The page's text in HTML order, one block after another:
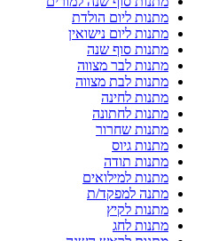
מתנות ליום הולדת
מתנות ליום נישואין
מתנות סוף שנה
מתנות לבר מצווה
מתנות לבת מצווה
מתנות לחינה
מתנות לחתונה
מתנות שחרור
מתנות גיוס
מתנות תודה
מתנות למילואים
מתנה למפקד/ת
מתנות לקיץ
מתנות לחג